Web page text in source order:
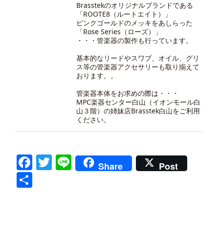
Brasstekのオリジナルブランドである
「ROOTE8（ルートエイト）」
ピンクゴールドのメッキをあしらった
「Rose Series（ローズ）」
・・・管楽器の製作も行っています。
基本的なリードやスワブ、オイル、グリ
ス等の管楽器アクセサリーも取り揃えて
おります。。
管楽器本体をお求めの際は・・・
MPC楽器センター白山（イオンモール白
山３階）の姉妹店Brasstek白山をご利用
ください。
Facebook
Twitter
LineShare Post